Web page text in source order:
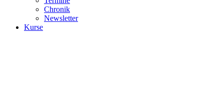
Chronik
Newsletter
Kurse